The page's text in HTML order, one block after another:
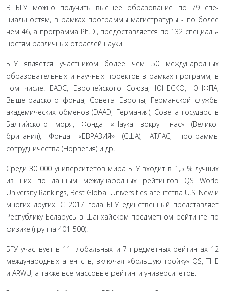
В БГУ можно получить высшее образование по 79 спе­
циальностям, в рамках программы магистратуры - по более
чем 46, а программа Ph.D., предоставляется по 132 специаль­
ностям различных отраслей науки.
БГУ является участником более чем 50 международных
образовательных и научных проектов в рамках программ, в
том числе: ЕАЭС, Европейского Союза, ЮНЕСКО, ЮНФПА,
Вышеградского фонда, Совета Европы, Германской службы
академических обменов (DAAD, Германия), Совета госу­дарств
Балтийского моря, Фонда «Наука вокруг нас» (Велико­
британия), Фонда «ЕВРАЗИЯ» (США), АТЛАС, программы
сотрудничества (Норвегия) и др.
Среди 30 000 университетов мира БГУ входит в 1,5 % луч­ших
из них по данным международных рейтингов QS World
University Rankings, Best Global Universities агентства U.S. New и
многих других. С 2017 года БГУ единственный пред­ставляет
Республику Беларусь в Шанхайском предметном рейтинге по
физике (группа 401-500).
БГУ участвует в 11 глобальных и 7 предметных рейтингах 12
международных агентств, включая «большую тройку» QS, THE
и ARWU, а также все массовые рейтинги университетов.